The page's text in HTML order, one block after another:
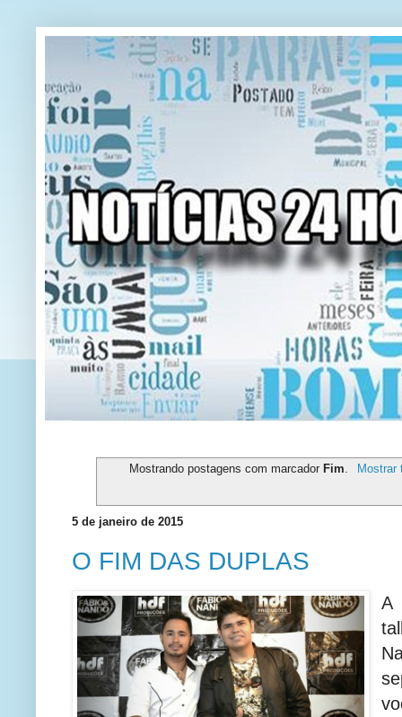
Mostrando postagens com marcador Fim Mostrar
5 de janeiro de 2015
O FIM DAS DUPLAS